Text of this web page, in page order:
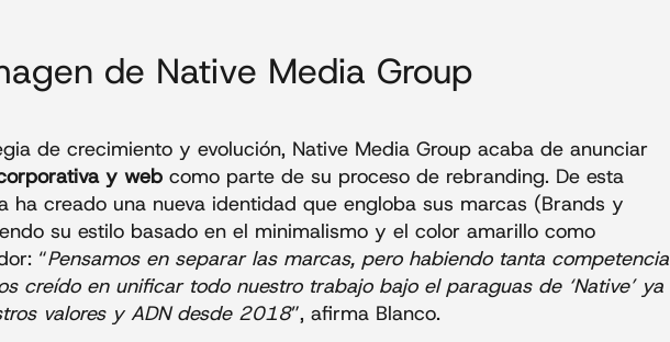
de Native Media Group
de crecimiento y evolución, Native Media Group acaba de anunciar
y web como parte de su proceso de rebranding. De esta
ha creado una nueva identidad que engloba sus marcas (Brands y
su estilo basado en el minimalismo y el color amarillo como
“Pensamos en separar las marcas, pero habiendo tanta competencia
creído en unificar todo nuestro trabajo bajo el paraguas de ‘Native’ ya
valores y ADN desde 2018”, afirma Blanco.